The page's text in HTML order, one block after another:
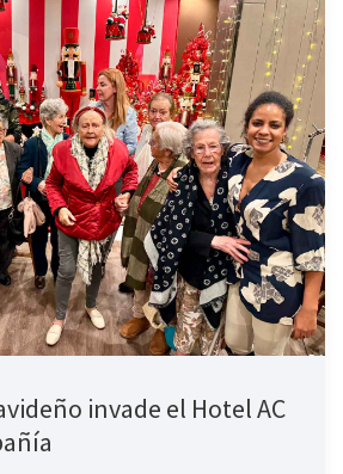
invade el Hotel AC